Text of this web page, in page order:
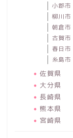
小郡市
柳川市
朝倉市
古賀市
春日市
糸島市
佐賀県
大分県
長崎県
熊本県
宮崎県